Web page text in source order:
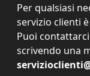
Per qualsiasi
servizio clienti
Puoi
scrivendo una